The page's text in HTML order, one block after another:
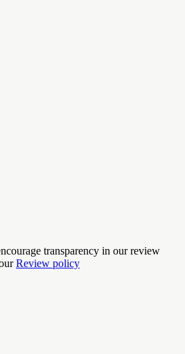
transparency in our review
Review policy